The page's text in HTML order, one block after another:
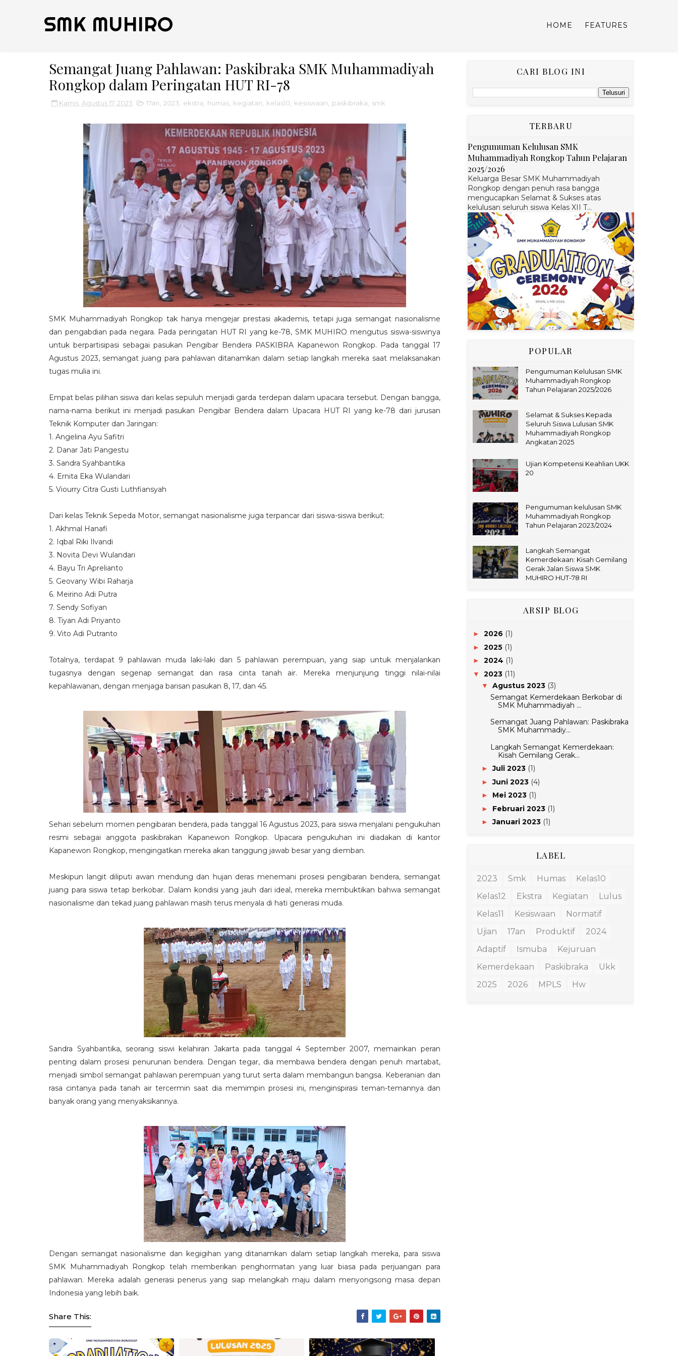
SMK MUHIRO HOME FEATURES
Semangat Juang Pahlawan: Paskibraka SMK Muhammadiyah
Rongkop dalam Peringatan HUT RI-78
Kamis, Agustus 17, 2023 17an 2023 ekstra humas kegiatan kelas10 kesiswaan paskibraka smk
SMK Muhammadiyah Rongkop tak hanya mengejar prestasi akademis, tetapi juga semangat nasionalisme
dan pengabdian pada negara. Pada peringatan HUT RI yang ke-78, SMK MUHIRO mengutus siswa-siswinya
untuk berpartisipasi sebagai pasukan Pengibar Bendera PASKIBRA Kapanewon Rongkop. Pada tanggal 17
Agustus 2023, semangat juang para pahlawan ditanamkan dalam setiap langkah mereka saat melaksanakan
tugas mulia ini.
Empat belas pilihan siswa dari kelas sepuluh menjadi garda terdepan dalam upacara tersebut. Dengan bangga,
nama-nama berikut ini menjadi pasukan Pengibar Bendera dalam Upacara HUT RI yang ke-78 dari jurusan
Teknik Komputer dan Jaringan:
1. Angelina Ayu Safitri
2. Danar Jati Pangestu
3. Sandra Syahbantika
4. Ernita Eka Wulandari
5. Viourry Citra Gusti Luthfiansyah
Dari kelas Teknik Sepeda Motor, semangat nasionalisme juga terpancar dari siswa-siswa berikut:
1. Akhmal Hanafi
2. Iqbal Riki Ilvandi
3. Novita Devi Wulandari
4. Bayu Tri Aprelianto
5. Geovany Wibi Raharja
6. Meirino Adi Putra
7. Sendy Sofiyan
8. Tiyan Adi Priyanto
9. Vito Adi Putranto
Totalnya, terdapat 9 pahlawan muda laki-laki dan 5 pahlawan perempuan, yang siap untuk menjalankan
tugasnya dengan segenap semangat dan rasa cinta tanah air. Mereka menjunjung tinggi nilai-nilai
kepahlawanan, dengan menjaga barisan pasukan 8, 17, dan 45.
Sehari sebelum momen pengibaran bendera, pada tanggal 16 Agustus 2023, para siswa menjalani pengukuhan
resmi sebagai anggota paskibrakan Kapanewon Rongkop. Upacara pengukuhan ini diadakan di kantor
Kapanewon Rongkop, mengingatkan mereka akan tanggung jawab besar yang diemban.
Meskipun langit diliputi awan mendung dan hujan deras menemani prosesi pengibaran bendera, semangat
juang para siswa tetap berkobar. Dalam kondisi yang jauh dari ideal, mereka membuktikan bahwa semangat
nasionalisme dan tekad juang pahlawan masih terus menyala di hati generasi muda.
Sandra Syahbantika, seorang siswi kelahiran Jakarta pada tanggal 4 September 2007, memainkan peran
penting dalam prosesi penurunan bendera. Dengan tegar, dia membawa bendera dengan penuh martabat,
menjadi simbol semangat pahlawan perempuan yang turut serta dalam membangun bangsa. Keberanian dan
rasa cintanya pada tanah air tercermin saat dia memimpin prosesi ini, menginspirasi teman-temannya dan
banyak orang yang menyaksikannya.
Dengan semangat nasionalisme dan kegigihan yang ditanamkan dalam setiap langkah mereka, para siswa
SMK Muhammadiyah Rongkop telah memberikan penghormatan yang luar biasa pada perjuangan para
pahlawan. Mereka adalah generasi penerus yang siap melangkah maju dalam menyongsong masa depan
Indonesia yang lebih baik.
Share This:
CARI BLOG INI
TERBARU
Pengumuman Kelulusan SMK
Muhammadiyah Rongkop Tahun Pelajaran
2025/2026
Keluarga Besar SMK Muhammadiyah
Rongkop dengan penuh rasa bangga
mengucapkan Selamat & Sukses atas
kelulusan seluruh siswa Kelas XII T...
POPULAR
Pengumuman Kelulusan SMK
Muhammadiyah Rongkop
Tahun Pelajaran 2025/2026
Selamat & Sukses Kepada
Seluruh Siswa Lulusan SMK
Muhammadiyah Rongkop
Angkatan 2025
Ujian Kompetensi Keahlian UKK
20
Pengumuman kelulusan SMK
Muhammadiyah Rongkop
Tahun Pelajaran 2023/2024
Langkah Semangat
Kemerdekaan: Kisah Gemilang
Gerak Jalan Siswa SMK
MUHIRO HUT-78 RI
ARSIP BLOG
► 2026 (1)
► 2025 (1)
► 2024 (1)
▼ 2023 (11)
▼ Agustus 2023 (3)
Semangat Kemerdekaan Berkobar di
SMK Muhammadiyah ...
Semangat Juang Pahlawan: Paskibraka
SMK Muhammadiy...
Langkah Semangat Kemerdekaan:
Kisah Gemilang Gerak...
►Juli 2023 (1)
►Juni 2023 (4)
► Mei 2023 (1)
► Februari 2023 (1)
►Januari 2023 (1)
LABEL
2023 Smk Humas
Kelas10
Kelas12
Ekstra Kegiatan
Lulus
Kelas11
Kesiswaan
Normatif
Ujian
17an Produktif
2024
Adaptif
Ismuba
Kejuruan
Kemerdekaan
Paskibraka
Ukk
2025
2026 MPLS Hw